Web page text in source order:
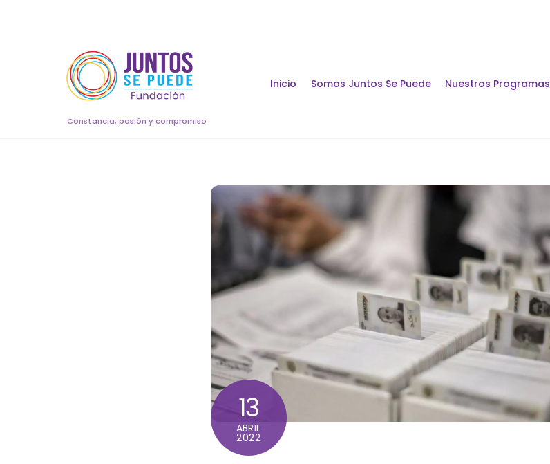
Constancia, pasión y compromiso
Inicio Somos Juntos Se Puede Nuestros Programas
13
ABRIL
2022